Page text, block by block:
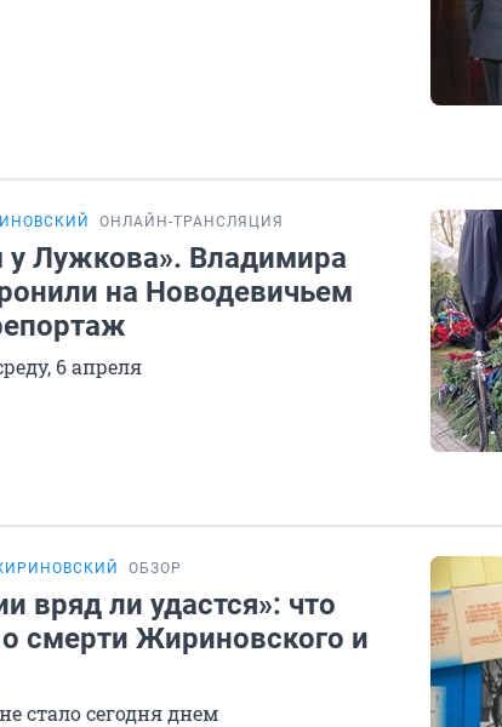
ОНЛАЙН-ТРАНСЛЯЦИЯ
Лужкова». Владимира
на Новодевичьем
6 апреля
ОБЗОР
вряд ли удастся»: что
смерти Жириновского и
стало сегодня днем